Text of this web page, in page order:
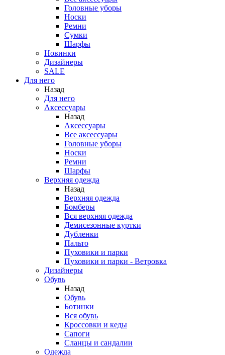
Головные уборы
Носки
Ремни
Сумки
Шарфы
Новинки
Дизайнеры
SALE
Для него
Назад
Для него
Аксессуары
Назад
Аксессуары
Все аксессуары
Головные уборы
Носки
Ремни
Шарфы
Верхняя одежда
Назад
Верхняя одежда
Бомберы
Вся верхняя одежда
Демисезонные куртки
Дубленки
Пальто
Пуховики и парки
Пуховики и парки - Ветровка
Дизайнеры
Обувь
Назад
Обувь
Ботинки
Вся обувь
Кроссовки и кеды
Сапоги
Сланцы и сандалии
Одежда